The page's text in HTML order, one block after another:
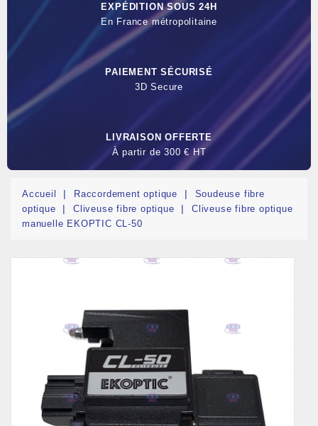
EXPÉDITION SOUS 24H
En France métropolitaine
PAIEMENT SÉCURISÉ
3D Secure
LIVRAISON OFFERTE
À partir de 300 € HT
Accueil Raccordement optique
Soudeuse fibre
optique
Cliveuse fibre optique
Cliveuse fibre optique
manuelle EKOPTIC CL-50